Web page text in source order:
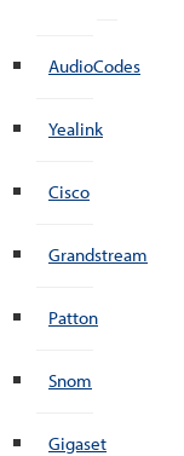
AudioCodes
Yealink
Cisco
Grandstream
Patton
Snom
Gigaset